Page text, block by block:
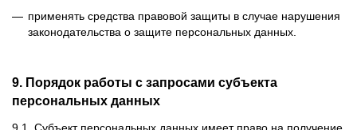
применять средства правовой защиты в случае нарушения
законодательства о защите персональных данных.
9. Порядок работы с запросами субъекта
персональных данных
9.1. Субъект персональных данных имеет право на получение